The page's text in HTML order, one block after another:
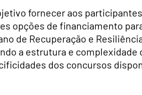
fornecer aos
opções de financiamento
de Recuperação e
a estrutura e complexidade
dos concursos